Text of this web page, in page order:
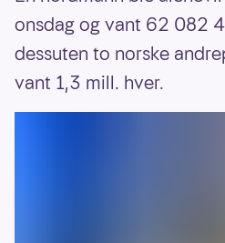
onsdag og vant 62 082
dessuten to norske
vant 1,3 mill. hver.